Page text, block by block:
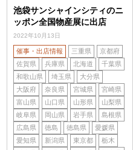
池袋サンシャインシティのニ
ッポン全国物産展に出店
2022年10月13日
催事・出店情報 三重県
京都府
佐賀県
兵庫県 北海道
千葉県
和歌山県
埼玉県
大分県
大阪府
奈良県 宮城県
宮崎県
富山県
山口県 山形県
山梨県
岐阜県
岡山県 岩手県
島根県
広島県
徳島 徳島県
愛媛県
愛知県
新潟県 東京都
栃木